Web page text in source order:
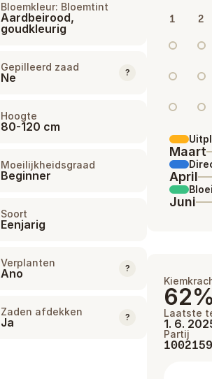
Bloemkleur: Bloemtint
Aardbeirood,
goudkleurig
Gepilleerd zaad
Ne ?
Hoogte
80-120 cm
Moeilijkheidsgraad
Beginner
Soort
Eenjarig
Verplanten
Ano ?
Zaden afdekken
Ja ?
1 2
Maart
April
Bloei
Juni
62%
Laatste
1. 6.
Partij
1002159